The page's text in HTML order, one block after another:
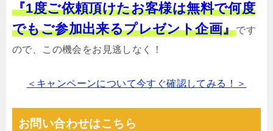
『1度ご依頼頂けたお客様は無料で何度
でもご参加出来るプレゼント企画』です
ので、この機会をお見逃しなく！
＜キャンペーンについて今すぐ確認してみる！＞
お問い合わせはこちら